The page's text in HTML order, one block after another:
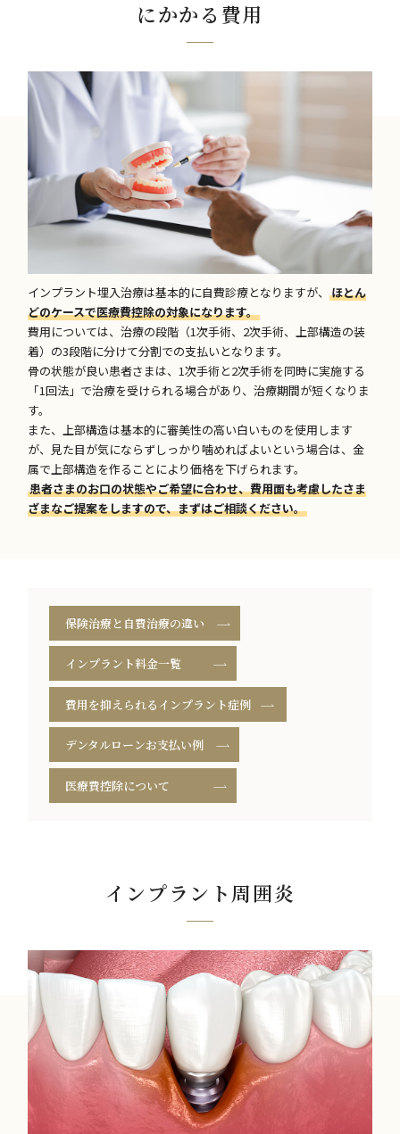
にかかる費用
インプラント埋入治療は基本的に自費診療となりますが、ほとん
どのケースで医療費控除の対象になります。
費用については、治療の段階（1次手術、2次手術、上部構造の装
着）の3段階に分けて分割での支払いとなります。
骨の状態が良い患者さまは、1次手術と2次手術を同時に実施する
「1回法」で治療を受けられる場合があり、治療期間が短くなりま
す。
また、上部構造は基本的に審美性の高い白いものを使用します
が、見た目が気にならずしっかり噛めればよいという場合は、金
属で上部構造を作ることにより価格を下げられます。
患者さまのお口の状態やご希望に合わせ、費用面も考慮したさま
ざまなご提案をしますので、まずはご相談ください。
保険治療と自費治療の違い
インプラント料金一覧
費用を抑えられるインプラント症例
デンタルローンお支払い例
医療費控除について
インプラント周囲炎